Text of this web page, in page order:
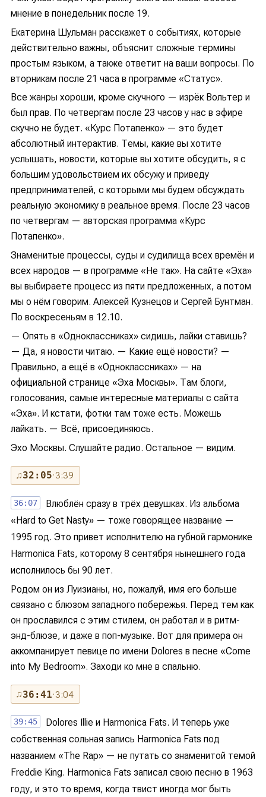
мнение в понедельник после 19.
Екатерина Шульман расскажет о событиях, которые
действительно важны, объяснит сложные термины
простым языком, а также ответит на ваши вопросы. По
вторникам после 21 часа в программе «Статус».
Все жанры хороши, кроме скучного — изрёк Вольтер и
был прав. По четвергам после 23 часов у нас в эфире
скучно не будет. «Курс Потапенко» — это будет
абсолютный интерактив. Темы, какие вы хотите
услышать, новости, которые вы хотите обсудить, я с
большим удовольствием их обсужу и приведу
предпринимателей, с которыми мы будем обсуждать
реальную экономику в реальное время. После 23 часов
по четвергам — авторская программа «Курс
Потапенко».
Знаменитые процессы, суды и судилища всех времён и
всех народов — в программе «Не так». На сайте «Эха»
вы выбираете процесс из пяти предложенных, а потом
мы о нём говорим. Алексей Кузнецов и Сергей Бунтман.
По воскресеньям в 12.10.
— Опять в «Одноклассниках» сидишь, лайки ставишь?
— Да, я новости читаю. — Какие ещё новости? —
Правильно, а ещё в «Одноклассниках» — на
официальной странице «Эха Москвы». Там блоги,
голосования, самые интересные материалы с сайта
«Эха». И кстати, фотки там тоже есть. Можешь
лайкать. — Всё, присоединяюсь.
Эхо Москвы. Слушайте радио. Остальное — видим.
♫32:05· 3:39
36:07
Влюблён сразу в трёх девушках. Из альбома
«Hard to Get Nasty» — тоже говорящее название —
1995 год. Это привет исполнителю на губной гармонике
Harmonica Fats, которому 8 сентября нынешнего года
исполнилось бы 90 лет.
Родом он из Луизианы, но, пожалуй, имя его больше
связано с блюзом западного побережья. Перед тем как
он прославился с этим стилем, он работал и в ритм-
энд-блюзе, и даже в поп-музыке. Вот для примера он
аккомпанирует певице по имени Dolores в песне «Come
into My Bedroom». Заходи ко мне в спальню.
♫36:41· 3:04
39:45
Dolores Illie и Harmonica Fats. И теперь уже
собственная сольная запись Harmonica Fats под
названием «The Rap» — не путать со знаменитой темой
Freddie King. Harmonica Fats записал свою песню в 1963
году, и это то время, когда твист иногда мог быть